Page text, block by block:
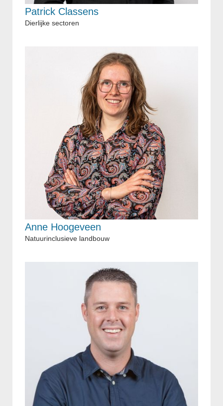
Patrick Classens
Dierlijke sectoren
Anne Hoogeveen
Natuurinclusieve landbouw